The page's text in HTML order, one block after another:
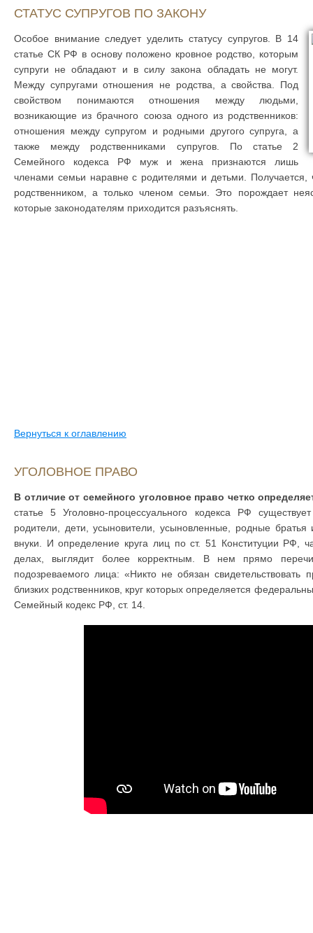
СТАТУС СУПРУГОВ ПО ЗАКОНУ
Особое внимание следует уделить статусу супругов. В 14
статье СК РФ в основу положено кровное родство, которым
супруги не обладают и в силу закона обладать не могут.
Между супругами отношения не родства, а свойства. Под
свойством понимаются отношения между людьми,
возникающие из брачного союза одного из родственников:
отношения между супругом и родными другого супруга, а
также между родственниками супругов. По статье 2
Семейного кодекса РФ муж и жена признаются лишь
членами семьи наравне с родителями и детьми. Получается,
родственником, а только членом семьи. Это порождает
которые законодателям приходится разъяснять.
Вернуться к оглавлению
УГОЛОВНОЕ ПРАВО
В отличие от семейного уголовное право четко
статье 5 Уголовно-процессуального кодекса РФ
родители, дети, усыновители, усыновленные, родные
внуки. И определение круга лиц по ст. 51 Конституции РФ,
делах, выглядит более корректным. В нем прямо
подозреваемого лица: «Никто не обязан свидетельствовать
близких родственников, круг которых определяется
Семейный кодекс РФ, ст. 14.